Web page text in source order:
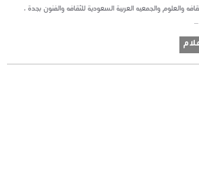
والعلوم والجمعيه العربية السعودية للثقافه والفنون بجدة ،